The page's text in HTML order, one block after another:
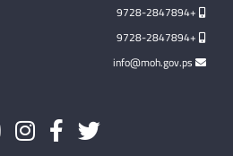
+9728-2847894
+9728-2847894